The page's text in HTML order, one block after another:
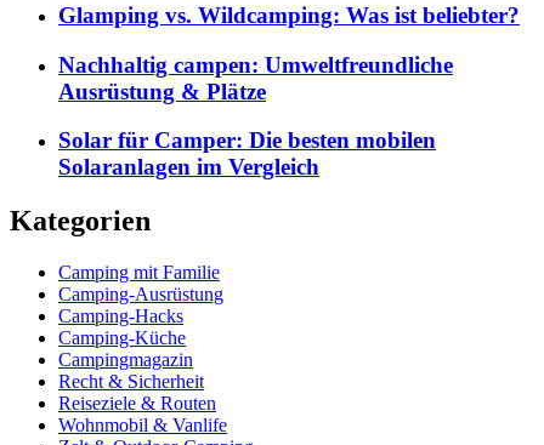
Glamping vs. Wildcamping: Was ist beliebter?
Nachhaltig campen: Umweltfreundliche
Ausrüstung & Plätze
Solar für Camper: Die besten mobilen
Solaranlagen im Vergleich
Kategorien
Camping mit Familie
Camping-Ausrüstung
Camping-Hacks
Camping-Küche
Campingmagazin
Recht & Sicherheit
Reiseziele & Routen
Wohnmobil & Vanlife